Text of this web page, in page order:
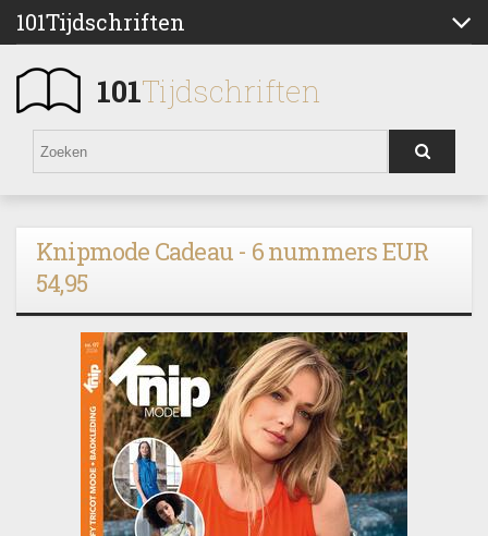
101Tijdschriften
101Tijdschriften
Knipmode Cadeau - 6 nummers EUR
54,95